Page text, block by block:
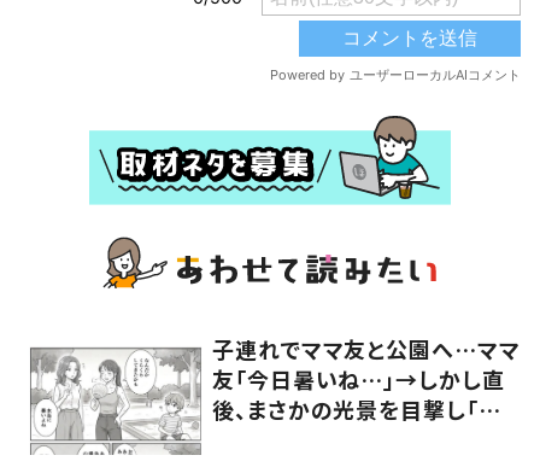
子連れでママ友と公園へ…ママ
友「今日暑いね…」→しかし直
後、まさかの光景を目撃し「な